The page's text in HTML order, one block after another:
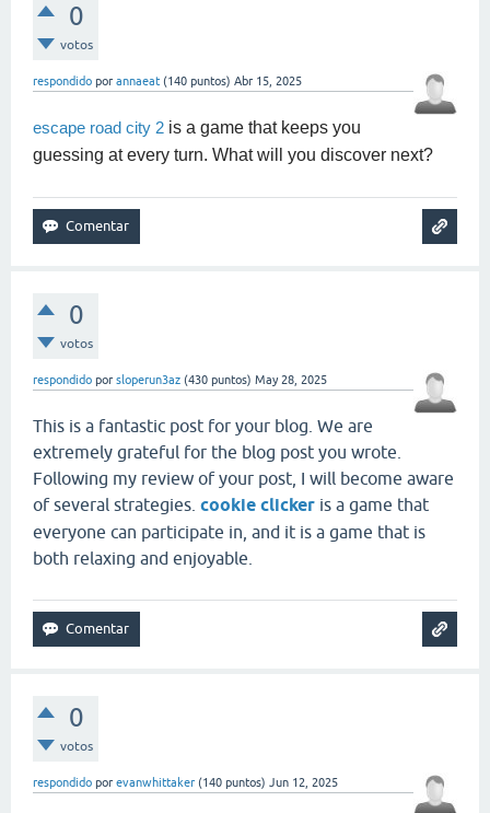
0
votos
respondido por annaeat (140 puntos) Abr 15, 2025
escape road city 2 is a game that keeps you
guessing at every turn. What will you discover next?
0
votos
respondido por sloperun3az (430 puntos) May 28, 2025
This is a fantastic post for your blog. We are
extremely grateful for the blog post you wrote.
Following my review of your post, I will become aware
of several strategies. cookie clicker is a game that
everyone can participate in, and it is a game that is
both relaxing and enjoyable.
0
votos
respondido por evanwhittaker (140 puntos) Jun 12, 2025